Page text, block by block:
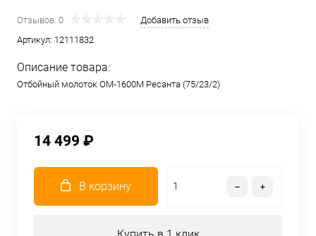
Отзывов: 0
Добавить отзыв
Артикул: 12111832
Описание товара:
Отбойный молоток ОМ-1600М Ресанта (75/23/2)
14 499 ₽
В корзину